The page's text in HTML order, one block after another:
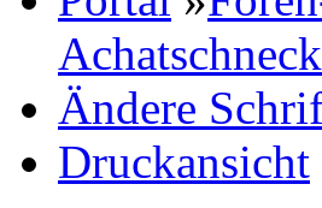
Ändere
Druckansicht